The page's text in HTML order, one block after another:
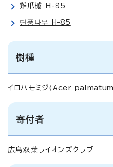
雞爪槭 H-85
단풍나무 H-85
樹種
イロハモミジ( Acer palmatum
寄付者
広島双葉ライオンズクラブ